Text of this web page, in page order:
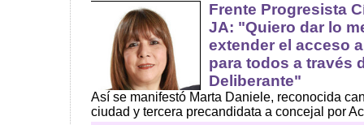
Frente Progresista
JA: "Quiero dar lo
extender el acceso
para todos a través
Deliberante"
Así se manifestó Marta Daniele, reconocida
ciudad y tercera precandidata a concejal por